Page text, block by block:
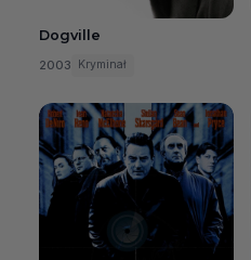
Dogville
2003 Kryminał